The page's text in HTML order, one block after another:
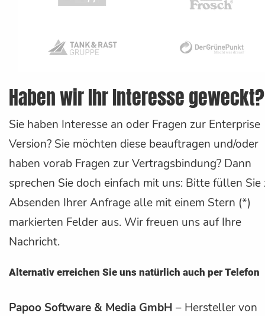
Haben wir Ihr Interesse geweckt?
Sie haben Interesse an oder Fragen zur Enterprise
Version? Sie möchten diese beauftragen und/oder
haben vorab Fragen zur Vertragsbindung? Dann
sprechen Sie doch einfach mit uns: Bitte füllen Sie
Absenden Ihrer Anfrage alle mit einem Stern (*)
markierten Felder aus. Wir freuen uns auf Ihre
Nachricht.
Alternativ erreichen Sie uns natürlich auch per Telefon
Papoo Software & Media GmbH – Hersteller von